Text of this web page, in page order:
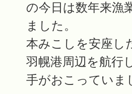
の今日は数年来漁
ました。
本みこしを安座し
羽幌港周辺を航行
手がおこっていま